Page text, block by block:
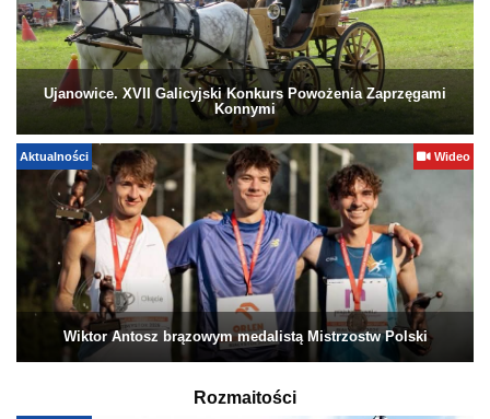
Ujanowice. XVII Galicyjski Konkurs Powożenia Zaprzęgami
Konnymi
Aktualności Wideo
Wiktor Antosz brązowym medalistą Mistrzostw Polski
Rozmaitości